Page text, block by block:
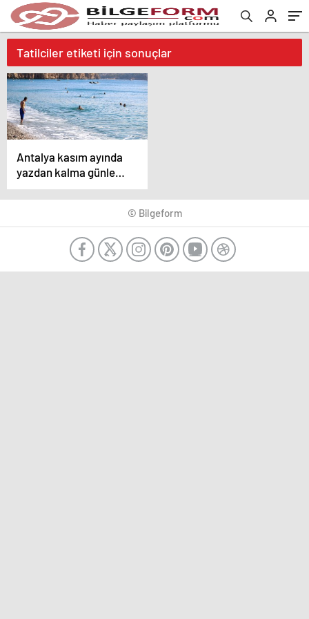
Tatilciler etiketi için sonuçlar
Antalya kasım ayında
yazdan kalma günler
yaşıyor
© Bilgeform